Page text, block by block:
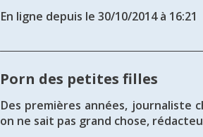
En ligne depuis le 30/10/2014 à 16:21
Porn des petites filles
Des premières années, journaliste
on ne sait pas grand chose,